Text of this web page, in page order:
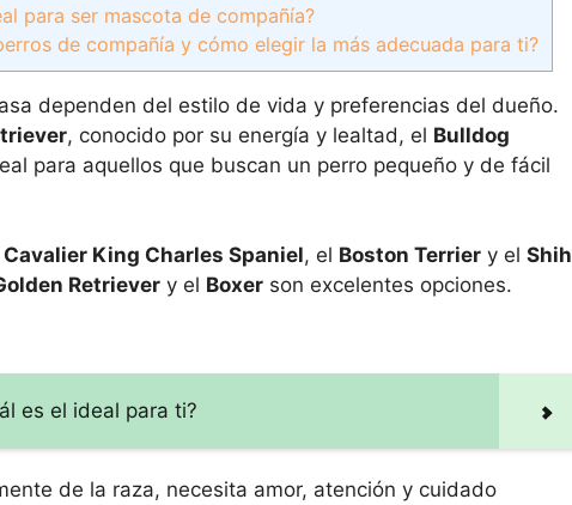
para ser mascota de compañía?
de compañía y cómo elegir la más adecuada para ti?
dependen del estilo de vida y preferencias del dueño.
, conocido por su energía y lealtad, el Bulldog
para aquellos que buscan un perro pequeño y de fácil
Cavalier King Charles Spaniel, el Boston Terrier y el Shih
Retriever y el Boxer son excelentes opciones.
es el ideal para ti?
de la raza, necesita amor, atención y cuidado